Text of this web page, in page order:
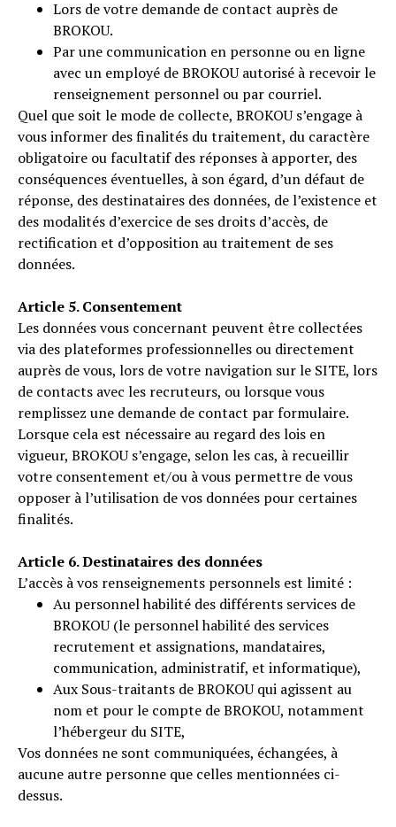
Lors de votre demande de contact auprès de
BROKOU.
Par une communication en personne ou en ligne
avec un employé de BROKOU autorisé à recevoir le
renseignement personnel ou par courriel.
Quel que soit le mode de collecte, BROKOU s’engage à
vous informer des finalités du traitement, du caractère
obligatoire ou facultatif des réponses à apporter, des
conséquences éventuelles, à son égard, d’un défaut de
réponse, des destinataires des données, de l’existence et
des modalités d’exercice de ses droits d’accès, de
rectification et d’opposition au traitement de ses
données.
Article 5. Consentement
Les données vous concernant peuvent être collectées
via des plateformes professionnelles ou directement
auprès de vous, lors de votre navigation sur le SITE, lors
de contacts avec les recruteurs, ou lorsque vous
remplissez une demande de contact par formulaire.
Lorsque cela est nécessaire au regard des lois en
vigueur, BROKOU s’engage, selon les cas, à recueillir
votre consentement et/ou à vous permettre de vous
opposer à l’utilisation de vos données pour certaines
finalités.
Article 6. Destinataires des données
L’accès à vos renseignements personnels est limité :
Au personnel habilité des différents services de
BROKOU (le personnel habilité des services
recrutement et assignations, mandataires,
communication, administratif, et informatique),
Aux Sous-traitants de BROKOU qui agissent au
nom et pour le compte de BROKOU, notamment
l’hébergeur du SITE,
Vos données ne sont communiquées, échangées, à
aucune autre personne que celles mentionnées ci-
dessus.